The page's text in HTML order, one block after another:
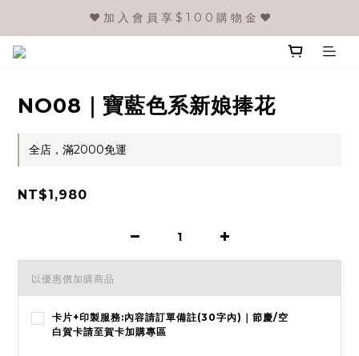
❤️ 加 入 會 員 享 $ 1 0 0 購 物 金 ❤️
NO08｜寶藍色系新娘捧花
全店，滿2000免運
NT$1,980
以優惠價加購商品
卡片+印製服務:內容請訂單備註(30字內)｜節慶/空
白賀卡請至賀卡加購專區